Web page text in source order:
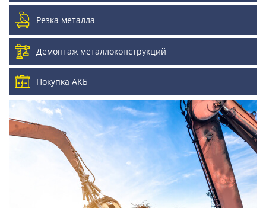
Резка металла
Демонтаж металлоконструкций
Покупка АКБ